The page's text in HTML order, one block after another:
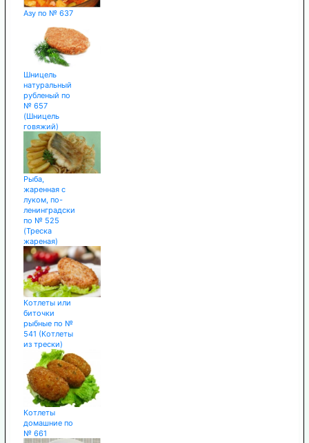
Азу по № 637
Шницель
натуральный
рубленый по
№ 657
(Шницель
говяжий)
Рыба,
жаренная с
луком, по-
ленинградски
по № 525
(Треска
жареная)
Котлеты или
биточки
рыбные по №
541 (Котлеты
из трески)
Котлеты
домашние по
№ 661